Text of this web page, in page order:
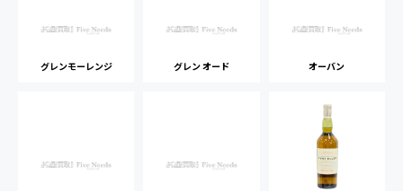
グレンモーレンジ グレン オード オーバン